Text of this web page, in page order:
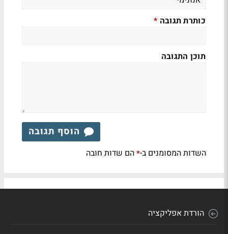
כותרת תגובה *
תוכן התגובה
הוסף תגובה
השדות המסומנים ב-*הם שדות חובה
הורדת אפליקציה